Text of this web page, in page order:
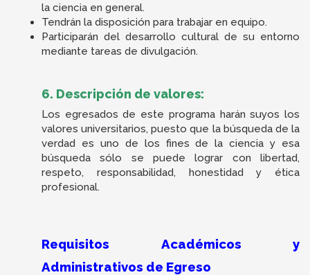
la ciencia en general.
Tendrán la disposición para trabajar en equipo.
Participarán del desarrollo cultural de su entorno
mediante tareas de divulgación.
6. Descripción de valores:
Los egresados de este programa harán suyos los
valores universitarios, puesto que la búsqueda de la
verdad es uno de los fines de la ciencia y esa
búsqueda sólo se puede lograr con libertad,
respeto, responsabilidad, honestidad y ética
profesional.
Requisitos Académicos y
Administrativos de Egreso